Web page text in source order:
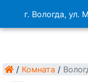
г. Вологда, ул.
/ Комната /